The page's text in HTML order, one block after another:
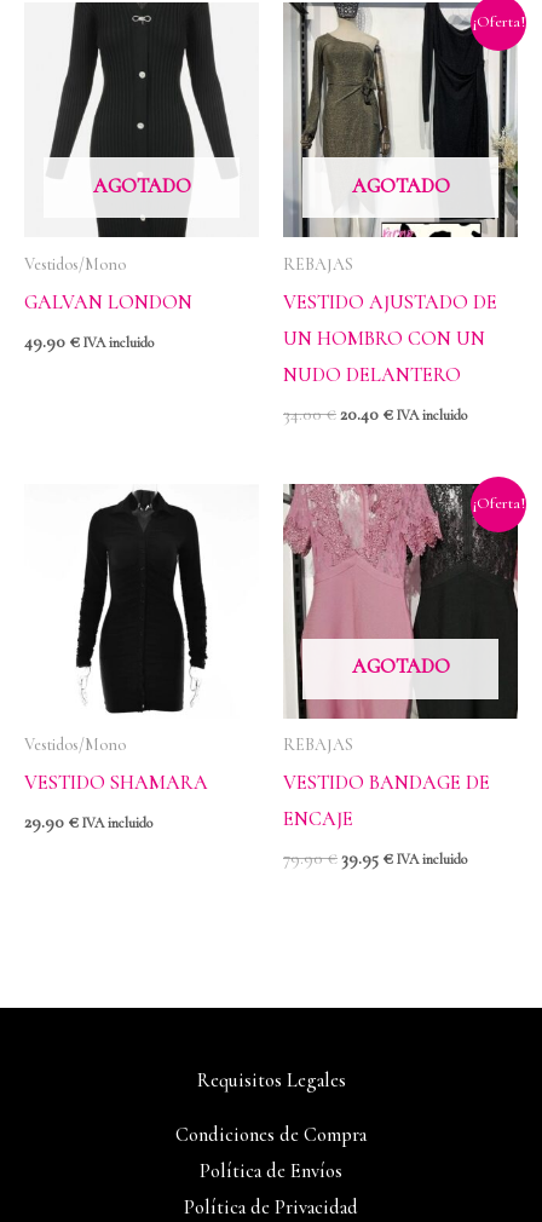
AGOTADO
Vestidos/Mono
GALVAN LONDON
49.90 € IVA incluido
¡Oferta!
AGOTADO
REBAJAS
VESTIDO AJUSTADO DE
UN HOMBRO CON UN
NUDO DELANTERO
34.00€
El
precio
original
era:
34.00 €.
20.40 €
El
precio
actual
20.40 €.
IVA incluido
Vestidos/Mono
VESTIDO SHAMARA
29.90 € IVA incluido
¡Oferta!
AGOTADO
REBAJAS
VESTIDO BANDAGE DE
ENCAJE
79.90€
El
precio
original
era:
79.90 €.
39.95 €
El
precio
actual
es:
39.95 €.
IVA incluido
Requisitos Legales
Condiciones de Compra
Política de Envíos
Política de Privacidad